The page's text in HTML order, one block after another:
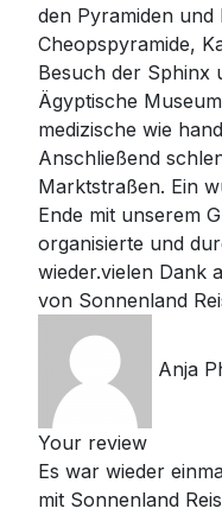
den Pyramiden und
Cheopspyramide,
Besuch der Sphinx
Ägyptische
medizische wie
Anschließend
Marktstraßen. Ein
Ende mit unserem
organisierte und
wieder.vielen Dank
von Sonnenland
Anja
Your review
Es war wieder
mit Sonnenland